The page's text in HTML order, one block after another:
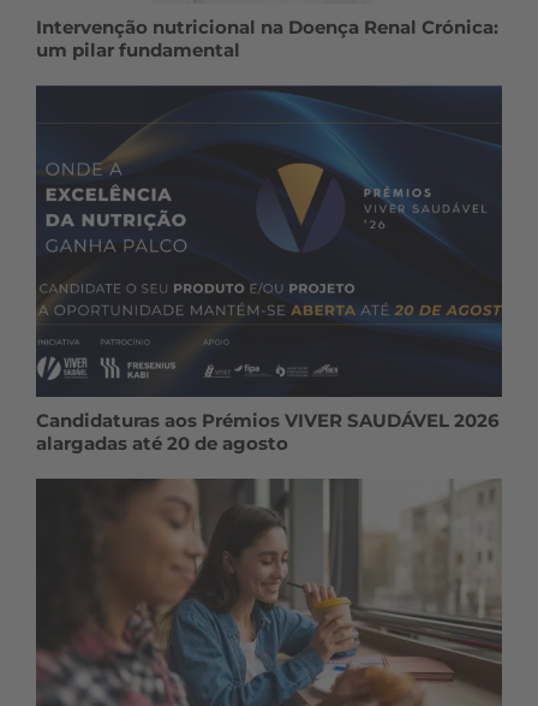
Intervenção nutricional na Doença Renal Crónica:
um pilar fundamental
Candidaturas aos Prémios VIVER SAUDÁVEL 2026
alargadas até 20 de agosto